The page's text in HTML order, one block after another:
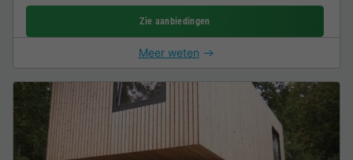
Zie aanbiedingen
Meer weten